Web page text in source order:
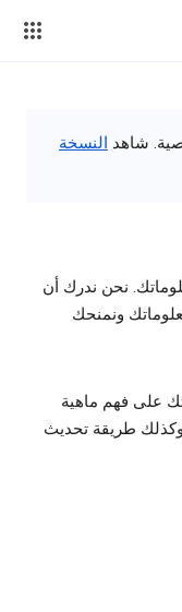
شاهد النسخة
نحن ندرك أن
ونمنحك
على فهم ماهية
وكذلك طريقة تحديث